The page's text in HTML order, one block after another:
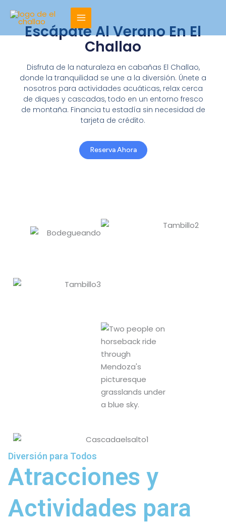
contenidoEscápate Al Verano En El
Challao
Disfruta de la naturaleza en cabañas El Challao,
donde la tranquilidad se une a la diversión. Únete a
nosotros para actividades acuáticas, relax cerca
de diques y cascadas, todo en un entorno fresco
de montaña. Financia tu estadía sin necesidad de
tarjeta de crédito.
Reserva Ahora
Diversión para Todos
Atracciones y
Actividades para